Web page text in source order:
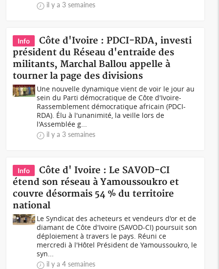
il y a 3 semaines
Info
Côte d'Ivoire : PDCI-RDA, investi
président du Réseau d'entraide des
militants, Marchal Ballou appelle à
tourner la page des divisions
Une nouvelle dynamique vient de voir le jour au
sein du Parti démocratique de Côte d'Ivoire-
Rassemblement démocratique africain (PDCI-
RDA). Élu à l'unanimité, la veille lors de
l'Assemblée g...
il y a 3 semaines
Info
Côte d' Ivoire : Le SAVOD-CI
étend son réseau à Yamoussoukro et
couvre désormais 54 % du territoire
national
Le Syndicat des acheteurs et vendeurs d'or et de
diamant de Côte d'Ivoire (SAVOD-CI) poursuit son
déploiement à travers le pays. Réuni ce
mercredi à l'Hôtel Président de Yamoussoukro, le
syn...
il y a 4 semaines